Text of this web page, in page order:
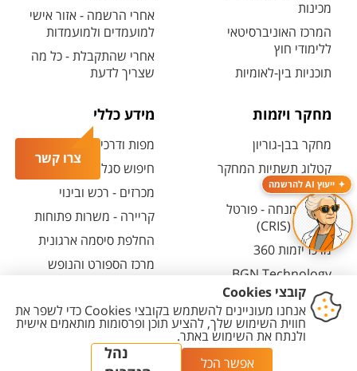
צרו קשר
ייעוץ AI להרשמה
מכינות
המרכז האוניברסיטאי
ללימודי חוץ
תוכניות בין-לאומיות
אחרי הרשמה - אזור אישי
למועמדים ולמועמדות
אחרי שהתקבלת - כל מה
שצריך לדעת
מחקר ויזמות
מחקר בבן-גוריון
קטלוג תשתיות המחקר
(אנגלית)
חיפוש מנחה - פורטל
המחקר (CRIS)
מרכז יזמות 360
BGN Technology
Transfer
פארק ההייטק
משרות אקדמיות
מידע כללי
מפות ודרכי הגעה
חיפוש סגל ופרטי קשר
מכרזים - רכש ובינוי
קריירה - משרות פתוחות
החלפת סיסמה ארגונית
מרכז הספורט והנופש
חירום